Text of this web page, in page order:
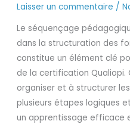
Laisser un commentaire /
Le séquençage
dans la structuration des
constitue un élément clé
de la certification
organiser et à structurer
plusieurs étapes logiques
un apprentissage efficace
dans
la
certification
Qualiopi
?